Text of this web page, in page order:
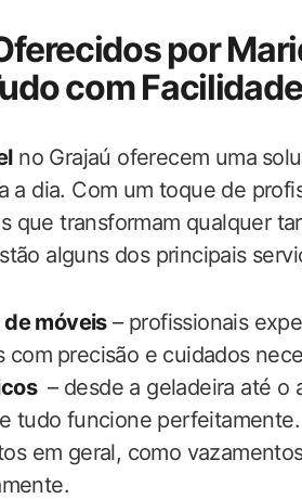
por
com Facilidade
no Grajaú oferecem uma⁢
a dia. Com um toque de
que transformam qualquer
alguns dos principais
móveis– profissionais
com ⁤precisão e cuidados
– desde a geladeira até o‌
tudo funcione perfeitamente.
em​ geral, como